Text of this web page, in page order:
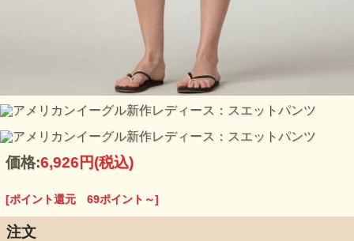
価格:6,926円(税込)
[ポイント還元 69ポイント～]
注文